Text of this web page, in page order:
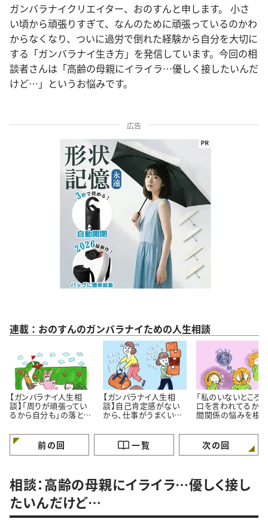
ガンバラナイクリエイター、おのすんと申します。 小さ
い頃から頑張りすぎて、なんのために頑張っているのかわ
からなくなり、ついに過労で倒れた経験から自分を大切に
する「ガンバラナイ生き方」を発信しています。今回の相
談者さんは「高齢の母親にイライラ…優しく接したいんだ
けど…」というお悩みです。
広告
連載：おのすんのガンバラナイための人生相談
【ガンバラナイ人生相
談】「周りが頑張ってい
るから自分も」の落とし
けていますか？
【ガンバラナイ人生相
談】自己肯定感がない
から、仕事がうまくいき
「私のいないところ
口を言われてるかも
間関係の悩みを根っ
ガンバラナイ人生相
前の回 一覧 次の回
相談：高齢の母親にイライラ…優しく接し
たいんだけど…